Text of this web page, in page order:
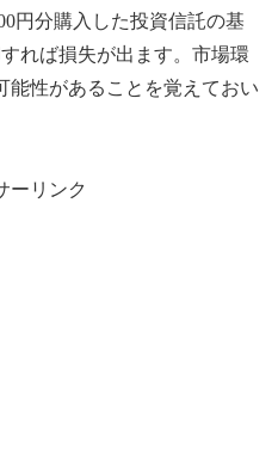
円分購入した投資信託の基
れば損失が出ます。市場環
能性があることを覚えておい
ーリンク